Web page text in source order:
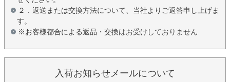
２．返送または交換方法について、当社よりご返答申し上げま
す。
※お客様都合による返品・交換はお受けしておりません
入荷お知らせメールについて